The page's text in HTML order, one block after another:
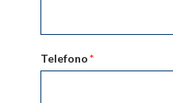
Telefono*